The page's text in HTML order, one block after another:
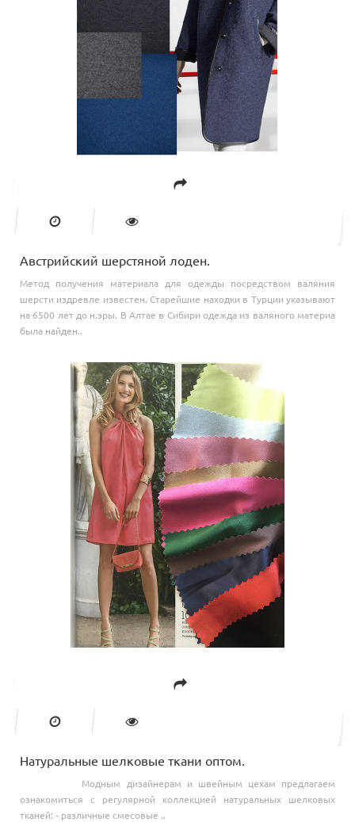
Австрийский шерстяной лоден.
Метод получения материала для одежды посредством валяния
шерсти издревле известен. Старейшие находки в Турции указывают
на 6500 лет до н.эры. В Алтае в Сибири одежда из валяного материа
была найден..
Натуральные шелковые ткани оптом.
Модным дизайнерам и швейным цехам предлагаем
ознакомиться с регулярной коллекцией натуральных шелковых
тканей: - различные смесовые ..